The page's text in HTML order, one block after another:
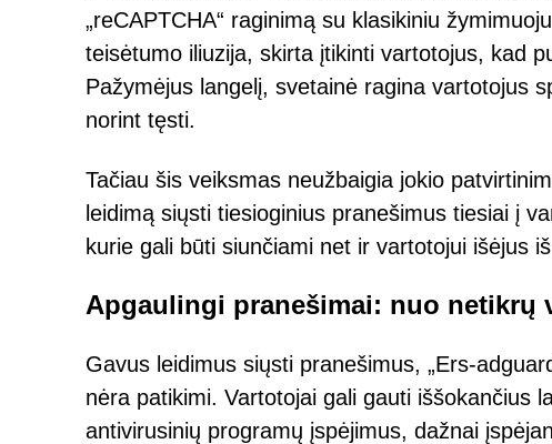
„reCAPTCHA“ raginimą su klasikiniu
teisėtumo iliuzija, skirta įtikinti vartotojus, kad
Pažymėjus langelį, svetainė ragina vartotojus
norint tęsti.
Tačiau šis veiksmas neužbaigia jokio
leidimą siųsti tiesioginius pranešimus tiesiai į
kurie gali būti siunčiami net ir vartotojui išėjus
Apgaulingi pranešimai: nuo
Gavus leidimus siųsti pranešimus, „Ers-
nėra patikimi. Vartotojai gali gauti iššokančius
antivirusinių programų įspėjimus, dažnai